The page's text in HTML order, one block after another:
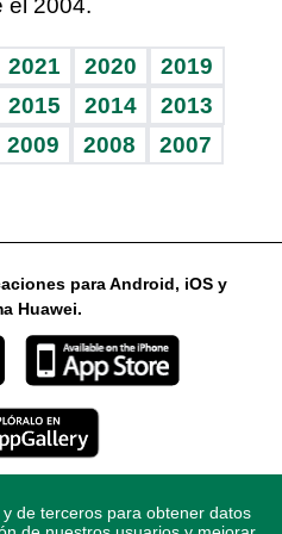
el 2004.
2021 2020
2019
2015 2014
2013
2009 2008
2007
para Android, iOS y
Huawei.
los derechos reservados.
de terceros para obtener datos